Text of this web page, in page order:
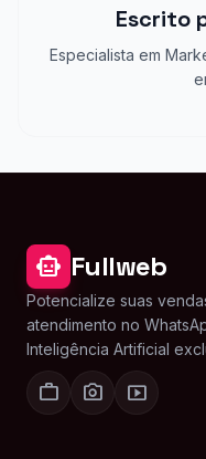
Escrito
Especialista em
smart_toy Fullweb
Potencialize suas
atendimento no
Inteligência Artificial
work photo_camera smart_display